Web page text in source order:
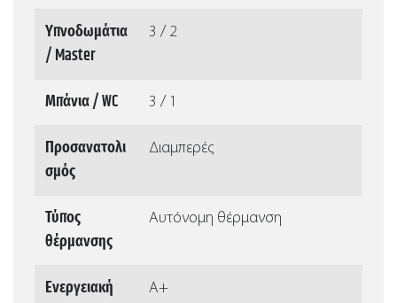
Υπνοδωμάτια
/ Master
3 / 2
Μπάνια / WC 3 / 1
Προσανατολι
σμός
Διαμπερές
Τύπος
θέρμανσης
Αυτόνομη θέρμανση
Ενεργειακή
Α+